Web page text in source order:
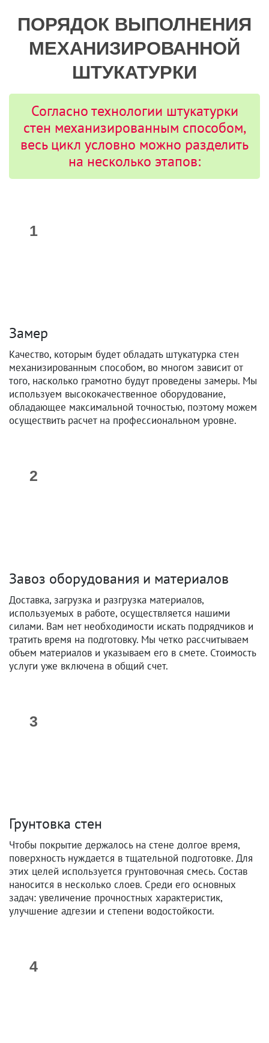
ПОРЯДОК ВЫПОЛНЕНИЯ
МЕХАНИЗИРОВАННОЙ
ШТУКАТУРКИ
Согласно технологии штукатурки
стен механизированным способом,
весь цикл условно можно разделить
на несколько этапов:
Замер
Качество, которым будет обладать штукатурка стен
механизированным способом, во многом зависит от
того, насколько грамотно будут проведены замеры. Мы
используем высококачественное оборудование,
обладающее максимальной точностью, поэтому можем
осуществить расчет на профессиональном уровне.
Завоз оборудования и материалов
Доставка, загрузка и разгрузка материалов,
используемых в работе, осуществляется нашими
силами. Вам нет необходимости искать подрядчиков и
тратить время на подготовку. Мы четко рассчитываем
объем материалов и указываем его в смете. Стоимость
услуги уже включена в общий счет.
Грунтовка стен
Чтобы покрытие держалось на стене долгое время,
поверхность нуждается в тщательной подготовке. Для
этих целей используется грунтовочная смесь. Состав
наносится в несколько слоев. Среди его основных
задач: увеличение прочностных характеристик,
улучшение адгезии и степени водостойкости.